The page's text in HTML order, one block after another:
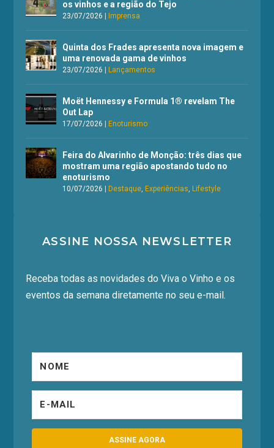
os vinhos e a região do Tejo
23/07/2026 |Imprensa
Quinta dos Frades apresenta nova imagem e
uma renovada gama de vinhos
23/07/2026 |Lançamentos
Moët Hennessy e Formula 1® revelam The
Out Lap
17/07/2026 |Enoturismo
Feira do Alvarinho de Monção: três dias que
mostram uma região apostando tudo no
enoturismo
10/07/2026 |Destaque ,Experiências ,Lifestyle
ASSINE NOSSA NEWSLETTER
Receba todas as novidades do Viva o Vinho e os
eventos da semana diretamente no seu e-mail.
ASSINE AGORA